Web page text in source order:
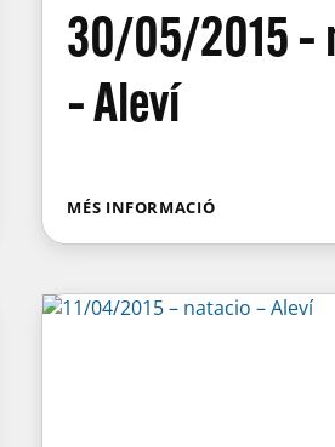
30/05/2015 –
– Aleví
MÉS INFORMACIÓ